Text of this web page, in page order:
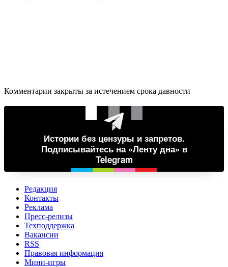
Комментарии закрыты за истечением срока давности
Истории без цензуры и запретов.
Подписывайтесь на «Ленту дна» в
Telegram
Редакция
Контакты
Реклама
Пресс-релизы
Техподдержка
Вакансии
RSS
Правовая информация
Мини-игры